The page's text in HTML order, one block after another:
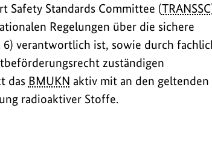
Standards Committee (TRANSSC
Regelungen über die sichere
verantwortlich ist, sowie durch
zuständigen
das BMUKN aktiv mit an den geltenden
radioaktiver Stoffe.